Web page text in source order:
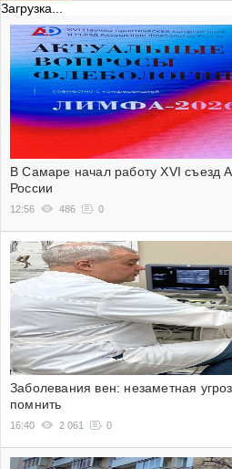
Загрузка...
В Самаре начал работу XVI съезд
России
12:56 486 0
Заболевания вен: незаметная
помнить
16:40 2 061 0